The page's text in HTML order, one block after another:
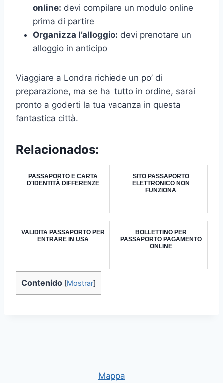
online: devi compilare un modulo online
prima di partire
Organizza l’alloggio: devi prenotare un
alloggio in anticipo
Viaggiare a Londra richiede un po’ di
preparazione, ma se hai tutto in ordine, sarai
pronto a goderti la tua vacanza in questa
fantastica città.
Relacionados:
PASSAPORTO E CARTA
D'IDENTITÀ DIFFERENZE
SITO PASSAPORTO
ELETTRONICO NON
FUNZIONA
VALIDITA PASSAPORTO PER
ENTRARE IN USA
BOLLETTINO PER
PASSAPORTO PAGAMENTO
ONLINE
Contenido [Mostrar]
Mappa